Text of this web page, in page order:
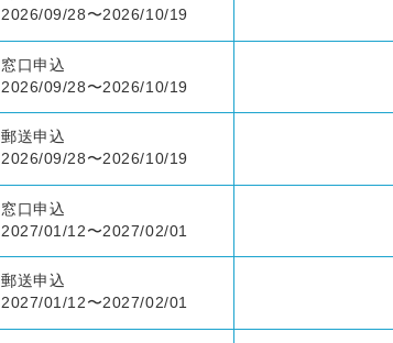
2026/09/28〜2026/10/19
窓口申込
2026/09/28〜2026/10/19
郵送申込
2026/09/28〜2026/10/19
窓口申込
2027/01/12〜2027/02/01
郵送申込
2027/01/12〜2027/02/01